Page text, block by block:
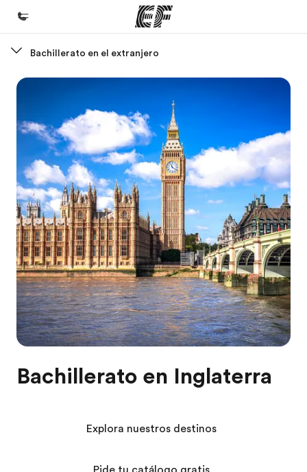
Bienvenido a EF
Ver todo lo que hacemos
Oficinas
Encuentra una oficina
Sobre nosotros
Quiénes somos
Trabajos
Únete al equipo
Bachillerato en el extranjero
Bachillerato en Inglaterra
Explora nuestros destinos